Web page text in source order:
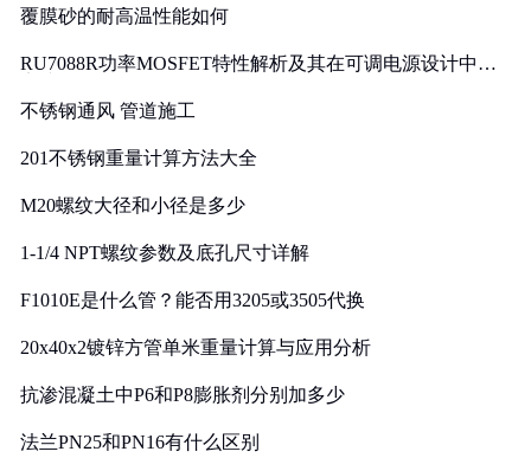
覆膜砂的耐高温性能如何
RU7088R功率MOSFET特性解析及其在可调电源设计中的
不锈钢通风 管道施工
201不锈钢重量计算方法大全
M20螺纹大径和小径是多少
1-1/4 NPT螺纹参数及底孔尺寸详解
F1010E是什么管？能否用3205或3505代换
20x40x2镀锌方管单米重量计算与应用分析
抗渗混凝土中P6和P8膨胀剂分别加多少
法兰PN25和PN16有什么区别